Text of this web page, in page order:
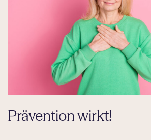
Prävention wirkt!